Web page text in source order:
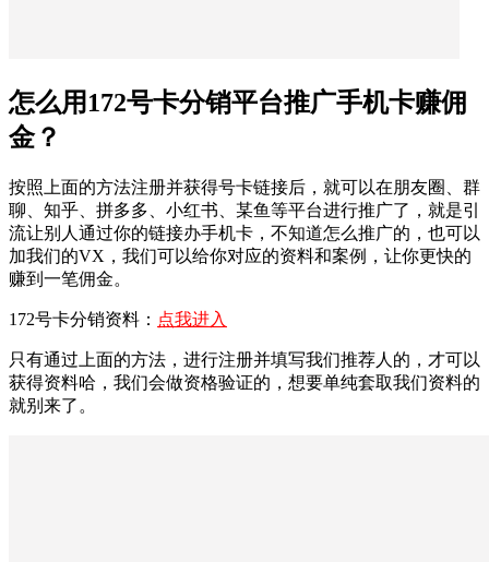
怎么用172号卡分销平台推广手机卡赚佣
金？
按照上面的方法注册并获得号卡链接后，就可以在朋友圈、群
聊、知乎、拼多多、小红书、某鱼等平台进行推广了，就是引
流让别人通过你的链接办手机卡，不知道怎么推广的，也可以
加我们的VX，我们可以给你对应的资料和案例，让你更快的
赚到一笔佣金。
172号卡分销资料： 点我进入
只有通过上面的方法，进行注册并填写我们推荐人的，才可以
获得资料哈，我们会做资格验证的，想要单纯套取我们资料的
就别来了。